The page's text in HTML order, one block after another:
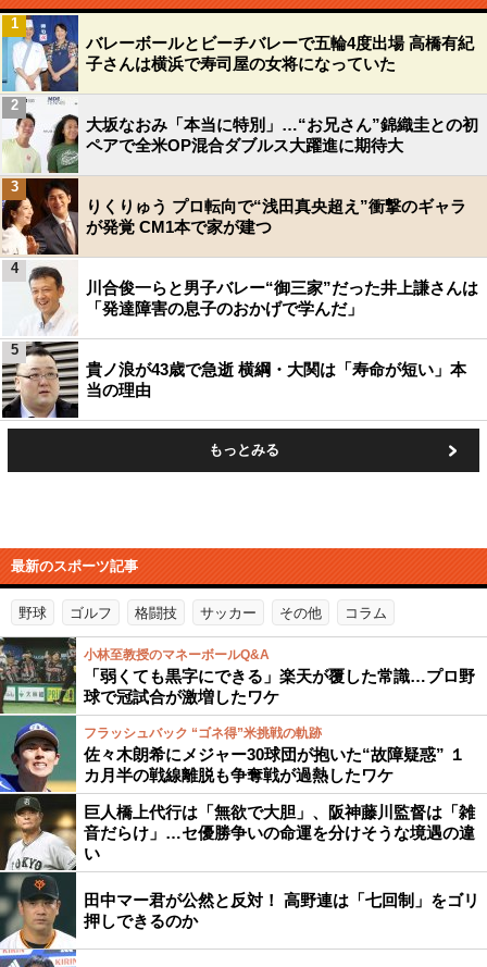
バレーボールとビーチバレーで五輪4度出場 高橋有紀
子さんは横浜で寿司屋の女将になっていた
1
大坂なおみ「本当に特別」…“お兄さん”錦織圭との初
ペアで全米OP混合ダブルス大躍進に期待大
2
りくりゅう プロ転向で“浅田真央超え”衝撃のギャラ
が発覚 CM1本で家が建つ
3
川合俊一らと男子バレー“御三家”だった井上謙さんは
「発達障害の息子のおかげで学んだ」
4
貴ノ浪が43歳で急逝 横綱・大関は「寿命が短い」本
当の理由
5
もっとみる
最新のスポーツ記事
野球 ゴルフ 格闘技 サッカー その他 コラム
小林至教授のマネーボールQ&A
「弱くても黒字にできる」楽天が覆した常識…プロ野
球で冠試合が激増したワケ
フラッシュバック “ゴネ得”米挑戦の軌跡
佐々木朗希にメジャー30球団が抱いた“故障疑惑” １
カ月半の戦線離脱も争奪戦が過熱したワケ
巨人橋上代行は「無欲で大胆」、阪神藤川監督は「雑
音だらけ」…セ優勝争いの命運を分けそうな境遇の違
い
田中マー君が公然と反対！ 高野連は「七回制」をゴリ
押しできるのか